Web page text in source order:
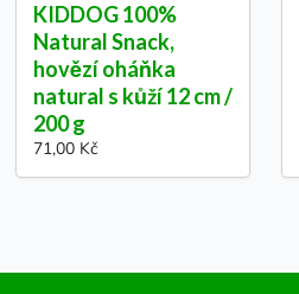
KIDDOG 100%
Natural Snack,
hovězí oháňka
natural s kůží 12 cm /
200 g
71,00 Kč